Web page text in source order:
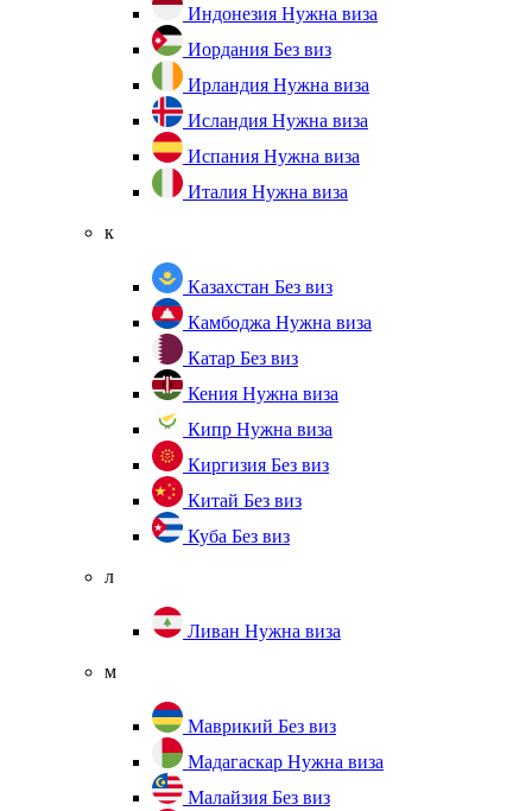
Индонезия Нужна виза
Иордания Без виз
Ирландия Нужна виза
Исландия Нужна виза
Испания Нужна виза
Италия Нужна виза
к
Казахстан Без виз
Камбоджа Нужна виза
Катар Без виз
Кения Нужна виза
Кипр Нужна виза
Киргизия Без виз
Китай Без виз
Куба Без виз
л
Ливан Нужна виза
м
Маврикий Без виз
Мадагаскар Нужна виза
Малайзия Без виз